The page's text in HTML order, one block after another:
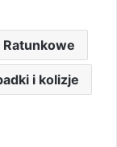
i kolizje